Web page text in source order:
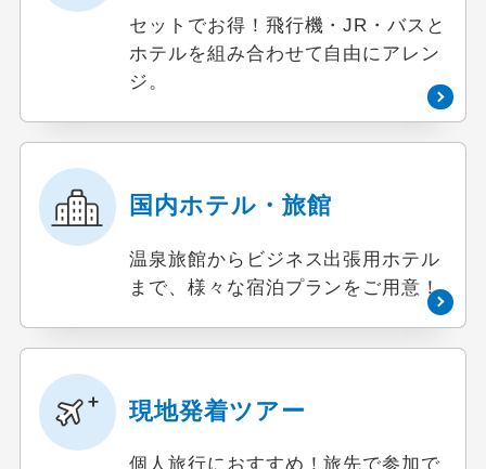
セットでお得！飛行機・JR・バスと
ホテルを組み合わせて自由にアレン
ジ。
国内ホテル・旅館
温泉旅館からビジネス出張用ホテル
まで、様々な宿泊プランをご用意！
現地発着ツアー
個人旅行におすすめ！旅先で参加で